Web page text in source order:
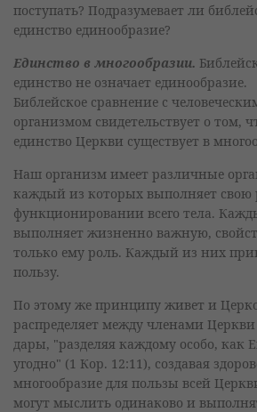
поступать? Подразумевает ли
единство единообразие?
Единство в многообразии.
единство не означает единообразие.
Библейское сравнение с
организмом свидетельствует о том,
единство Церкви существует в
Наш организм имеет различные
каждый из которых выполняет свою
функционировании всего тела.
выполняет жизненно важную,
только ему роль. Каждый из них
пользу.
По этому же принципу живет и
распределяет между членами
дары, "разделяя каждому особо, как
угодно" (1 Кор. 12:11), создавая
многообразие для пользы всей
могут мыслить одинаково и